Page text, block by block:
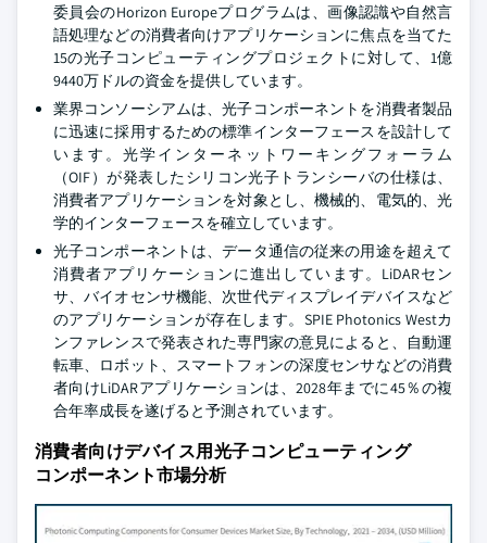
委員会のHorizon Europeプログラムは、画像認識や自然言
語処理などの消費者向けアプリケーションに焦点を当てた
15の光子コンピューティングプロジェクトに対して、1億
9440万ドルの資金を提供しています。
業界コンソーシアムは、光子コンポーネントを消費者製品
に迅速に採用するための標準インターフェースを設計して
います。光学インターネットワーキングフォーラム
（OIF）が発表したシリコン光子トランシーバの仕様は、
消費者アプリケーションを対象とし、機械的、電気的、光
学的インターフェースを確立しています。
光子コンポーネントは、データ通信の従来の用途を超えて
消費者アプリケーションに進出しています。LiDARセン
サ、バイオセンサ機能、次世代ディスプレイデバイスなど
のアプリケーションが存在します。SPIE Photonics Westカ
ンファレンスで発表された専門家の意見によると、自動運
転車、ロボット、スマートフォンの深度センサなどの消費
者向けLiDARアプリケーションは、2028年までに45％の複
合年率成長を遂げると予測されています。
消費者向けデバイス用光子コンピューティング
コンポーネント市場分析